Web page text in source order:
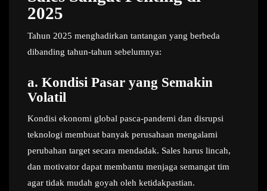
2025
Tahun 2025 menghadirkan tantangan yang berbeda
dibanding tahun-tahun sebelumnya:
a. Kondisi Pasar yang Semakin
Volatil
Kondisi ekonomi global pasca-pandemi dan disrupsi
teknologi membuat banyak perusahaan mengalami
perubahan target secara mendadak. Sales harus lincah,
dan motivator dapat membantu menjaga semangat tim
agar tidak mudah goyah oleh ketidakpastian.